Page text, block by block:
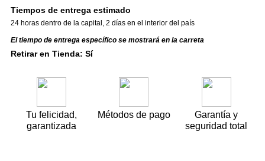
Tiempos de entrega estimado
24 horas dentro de la capital 2 días en el interior del país
El tiempo de entrega específico se mostrará en la carreta
Retirar en Tienda: Sí
Tu felicidad,
garantizada
Métodos de pago
Garantía y
seguridad total